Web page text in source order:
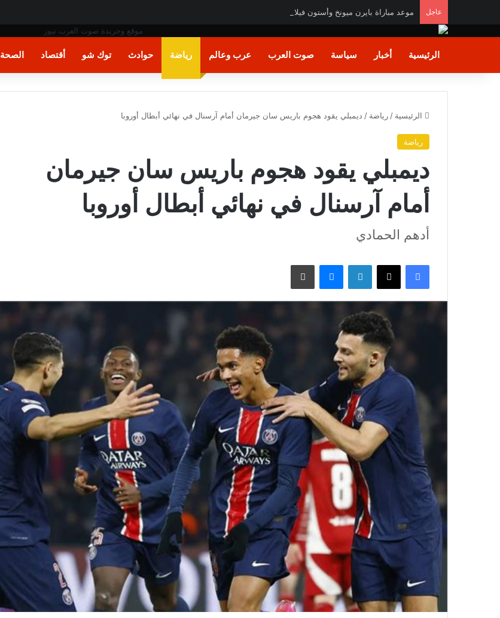
عاجل موعد مباراة بايرن ميونخ وأستون فيلا وديا والقنوات الناقلة
الرئيسية أخبار سياسة صوت العرب عرب وعالم رياضة حوادث توك شو أقتصاد الصحة
الرئيسية / رياضة / ديمبلي يقود هجوم باريس سان جيرمان أمام آرسنال في نهائي أبطال أوروبا
رياضة
ديمبلي يقود هجوم باريس سان جيرمان
أمام آرسنال في نهائي أبطال أوروبا
أدهم الحمادي
فيسبوك X لينكدإن ماسنجر طباعة